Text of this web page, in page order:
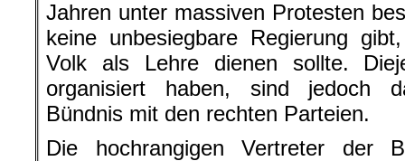
Jahren unter massiven Protesten
keine unbesiegbare Regierung
Volk als Lehre dienen sollte.
organisiert haben, sind jedoch
Bündnis mit den rechten Parteien.
Die hochrangigen Vertreter der